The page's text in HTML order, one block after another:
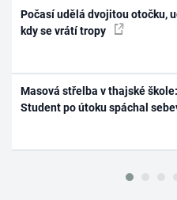
Počasí udělá dvojitou otočku,
kdy se vrátí tropy
Masová střelba v thajské
Student po útoku spáchal